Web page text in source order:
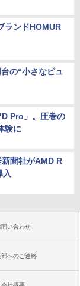
ランドHOMUR
の“小さなピュ
Pro」。圧巻の
験に
聞社がAMD R
問い合わせ
部へのご連絡